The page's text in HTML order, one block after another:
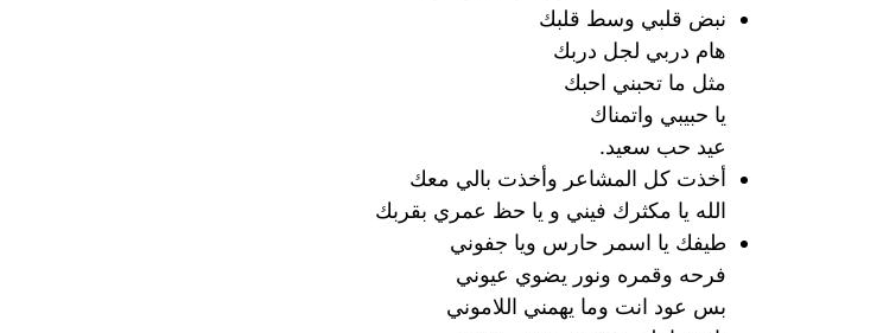
نبض قلبي وسط قلبك
هام دربي لجل دربك
مثل ما تحبني احبك
يا حبيبي واتمناك
عيد حب سعيد.
أخذت كل المشاعر وأخذت بالي معك
الله يا مكثرك فيني و يا حظ عمري بقربك
طيفك يا اسمر حارس ويا جفوني
فرحه وقمره ونور يضوي عيوني
بس عود انت وما يهمني اللاموني